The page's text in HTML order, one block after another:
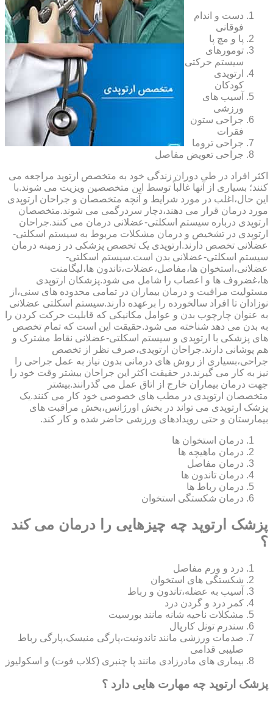
دست و اندام
فوقانی
پا و مچ پا
تومورهای
سیستم حرکتی
ارتوپدی
کودکان
آسیب های
ورزشی
جراحی ستون
فقرات
جراحی تروما
جراحی تعویض مفاصل
اکثر افراد در طی دوران زندگی خود به متخصص ارتوپد مراجعه می
کنند؛ بسیاری از آنها غالباً توسط این متخصصین ویزیت می شوند.با
این حال،اغلب در مورد شرایط و آنچه متخصصان و جراحان ارتوپدی
مورد درمان قرار می دهند،دچار سردرگمی می شوند.متخصصان
ارتوپدی درباره سیستم اسکلتی-عضلانی درمان می کنند.جراحان
ارتوپدی در تشخیص و درمان مشکلات مربوط به سیستم اسکلتی-
عضلانی تخصص دارند.ارتوپدی یک تخصص پزشکی در زمینه درمان
سیستم اسکلتی-عضلانی بدن است.سیستم اسکلتی-
عضلانی،استخوان ها،مفاصل،عضلات،تاندون ها،لیگامنت
ها،غضروف ها و اعصاب را شامل می شود.پزشکان ارتوپدی
مسئولیت مراقبت و درمان بیماران در تمامی محدوده های سنی،از
نوزادان تا افراد سالخورده را برعهده دارند.سیستم اسکلتی عضلانی
به عنوان چارچوب بدن و عوامل مکانیکی که قابلیت حرکت کردن را
به بدن می دهد شناخته می شود.حقیقت این است که تمام تخصص
های پزشکی با ارتوپدی و سیستم اسکلتی-عضلانی نقاط مشترک و
هم پوشانی دارند.جراحان ارتوپدی،صرف نظر از تخصص
جراحی،بسیاری از روش های درمانی بدون نیاز به عمل جراحی را
نیز به کار می گیرند.در حقیقت اکثر این جراحان بیشتر وقت خود را
جهت درمان بیماران خارج از اتاق عمل می گذرانند.بیشتر
متخصصان ارتوپدی در مطب های خصوصی خود کار می کنند.یک
پزشک ارتوپدی می تواند در بخش اورژانس،بخش مراقبت های
بیمارستان و حتی رویدادهای ورزشی حاضر شده و کار کند.
درمان استخوان ها
درمان ماهیچه ها
درمان مفاصل
درمان تاندون ها
درمان رباط ها
درمان شکستگی استخوان
پزشک ارتوپد چه چیزهایی را درمان می کند
؟
درد و ورم مفاصل
شکستگی های استخوان
آسیب به عضله،تاندون و رباط
کمر درد و گردن درد
مشکلات ناحیه شانه مانند بورسیت
سندرم تونل کارپال
صدمات ورزشی مانند تاندونیت،پارگی منیسک،پارگی رباط
صلیبی قدامی
بیماری های مادرزادی مانند پا چنبری (کلاب فوت) و اسکولیوز
پزشک ارتوپد چه مهارت هایی دارد ؟